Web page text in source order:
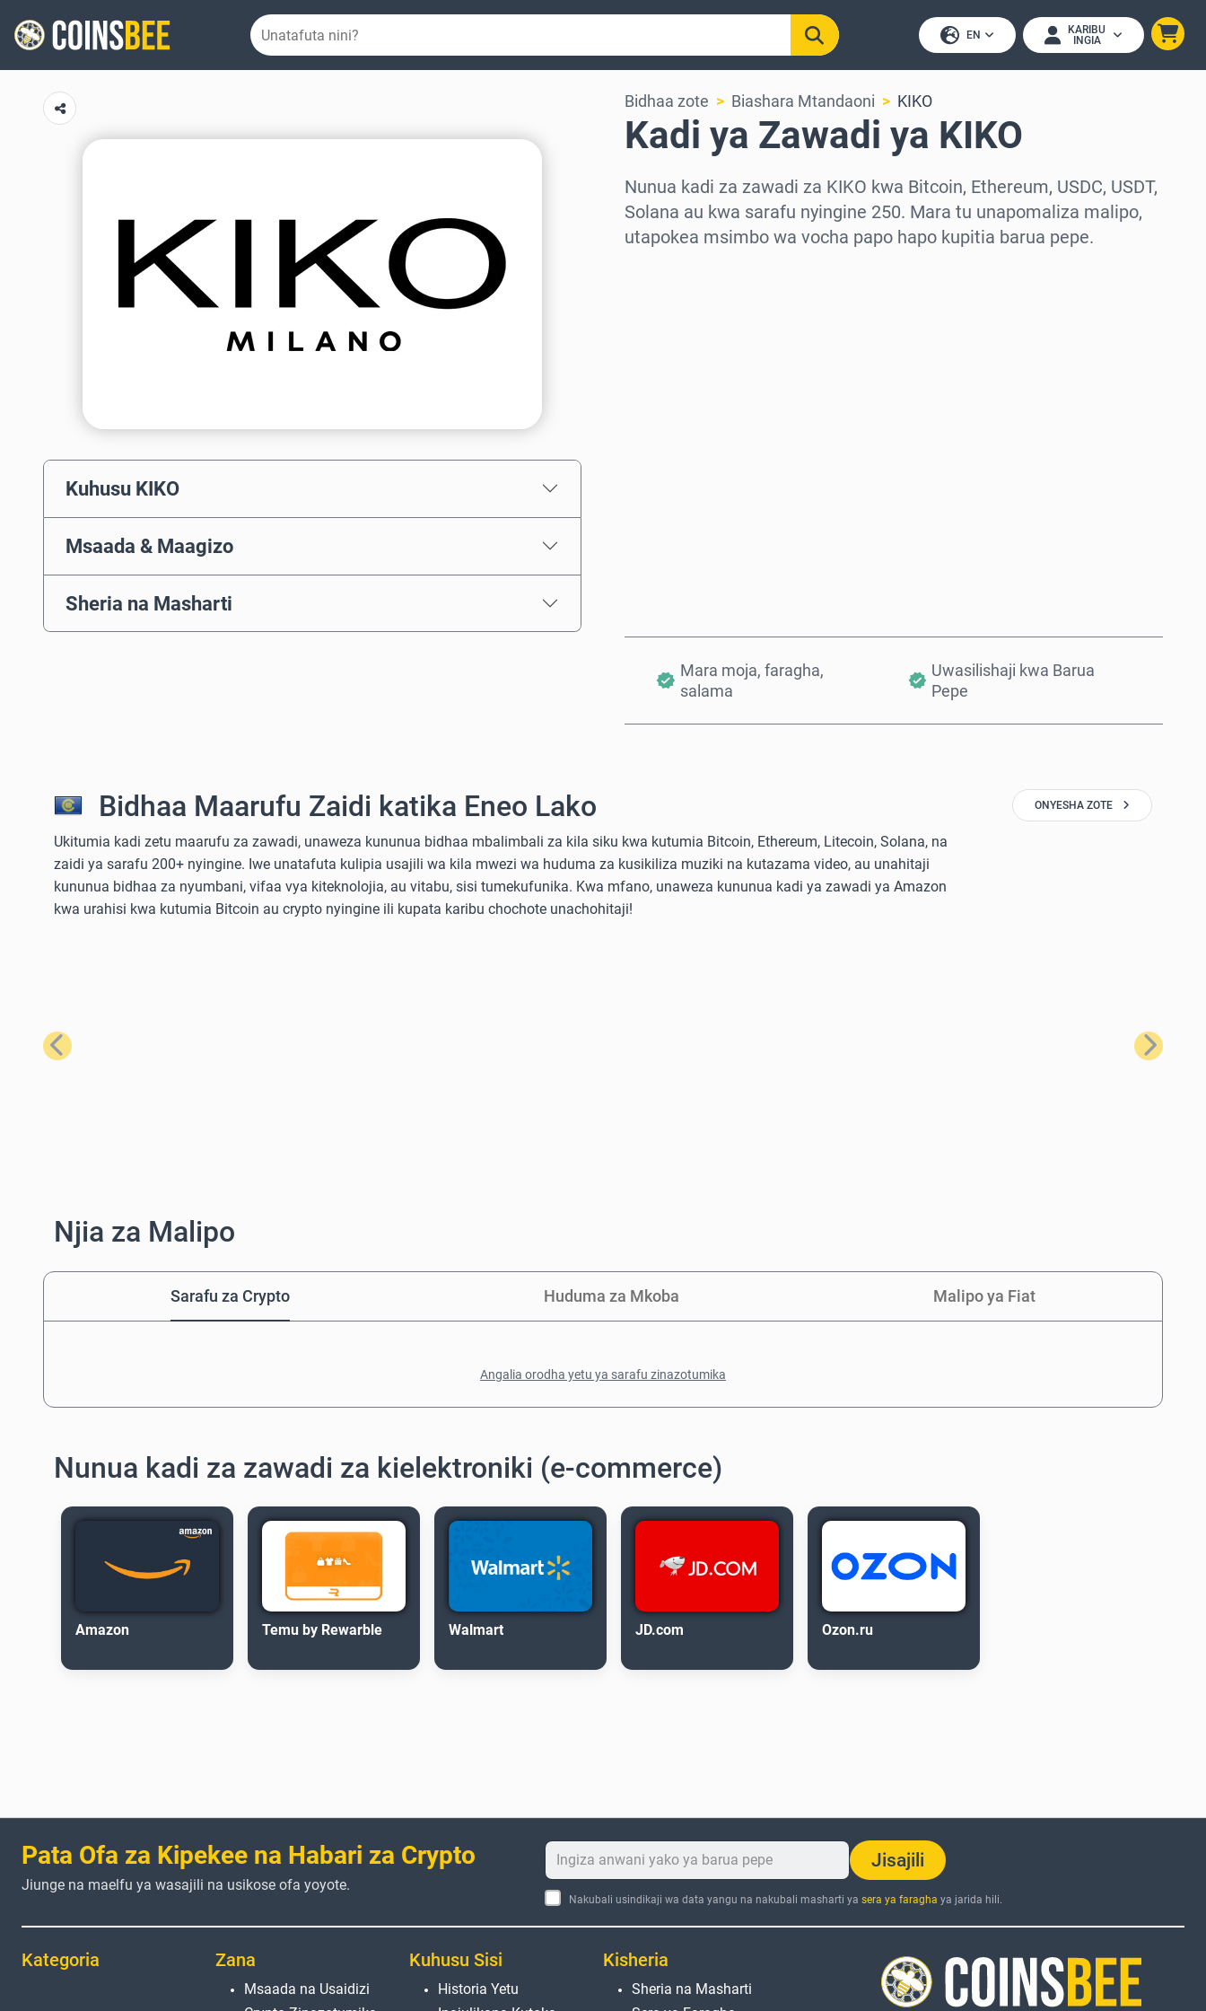
EN
KARIBU
INGIA
Kuhusu KIKO
Msaada & Maagizo
Sheria na Masharti
Bidhaa zote Biashara Mtandaoni KIKO
Kadi ya Zawadi ya KIKO
Nunua kadi za zawadi za KIKO kwa Bitcoin, Ethereum, USDC, USDT,
Solana au kwa sarafu nyingine 250. Mara tu unapomaliza malipo,
utapokea msimbo wa vocha papo hapo kupitia barua pepe.
Mara moja, faragha,
salama
Uwasilishaji kwa Barua
Pepe
Bidhaa Maarufu Zaidi katika Eneo Lako
Ukitumia kadi zetu maarufu za zawadi, unaweza kununua bidhaa mbalimbali za kila siku kwa kutumia Bitcoin, Ethereum, Litecoin, Solana, na
zaidi ya sarafu 200+ nyingine. Iwe unatafuta kulipia usajili wa kila mwezi wa huduma za kusikiliza muziki na kutazama video, au unahitaji
kununua bidhaa za nyumbani, vifaa vya kiteknolojia, au vitabu, sisi tumekufunika. Kwa mfano, unaweza kununua kadi ya zawadi ya Amazon
kwa urahisi kwa kutumia Bitcoin au crypto nyingine ili kupata karibu chochote unachohitaji!
ONYESHA ZOTE
Iliyopita Ifuatayo
Njia za Malipo
Sarafu za Crypto Huduma za Mkoba Malipo ya Fiat
Angalia orodha yetu ya sarafu zinazotumika
Nunua kadi za zawadi za kielektroniki (e-commerce)
Amazon Temu by Rewarble Walmart JD.com Ozon.ru
Pata Ofa za Kipekee na Habari za Crypto
Jiunge na maelfu ya wasajili na usikose ofa yoyote.
Jisajili
Nakubali usindikaji wa data yangu na nakubali masharti ya sera ya faragha ya jarida hili.
Kategoria Zana
Msaada na Usaidizi
Kuhusu Sisi
Historia Yetu
Kisheria
Sheria na Masharti